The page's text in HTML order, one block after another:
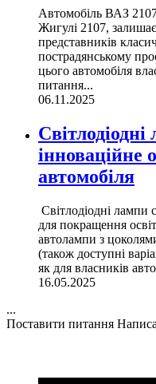
Автомобіль ВАЗ
Жигулі 2107,
представників
пострадянському
цього автомобіля
питання...
06.11.2025
інноваційне
автомобіля
Світлодіодні лампи
для покращення
автолампи з
(також доступні
як для власників
16.05.2025
...
Поставити питання